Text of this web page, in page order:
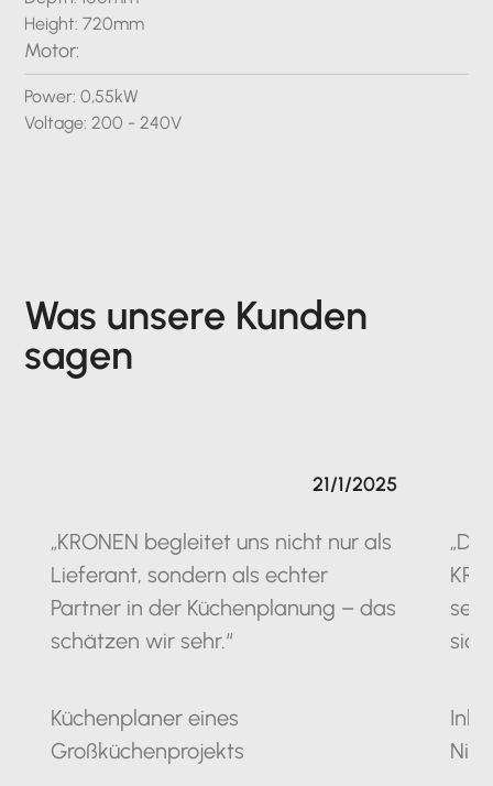
Height: 720mm
Motor:
Power: 0,55kW
Voltage: 200 - 240V
Was unsere Kunden
sagen
„KRONEN begleitet uns nicht nur als
Lieferant, sondern als echter
Partner in der Küchenplanung – das
schätzen wir sehr.“
Küchenplaner eines
Großküchenprojekts
21/1/2025
seit
sich